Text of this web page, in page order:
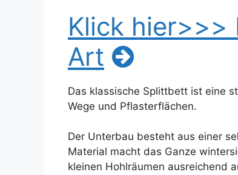
Klick hier>>>
Art
Das klassische Splittbett ist eine
Wege und Pflasterflächen.
Der Unterbau besteht aus einer
Material macht das Ganze
kleinen Hohlräumen ausreichend